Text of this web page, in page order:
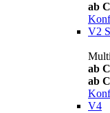
ab
V2 S
ab
ab
V4